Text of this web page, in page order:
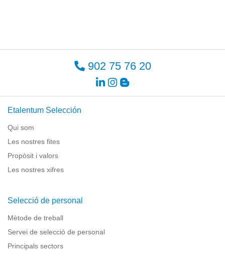
902 75 76 20
Etalentum Selección
Qui som
Les nostres fites
Propòsit i valors
Les nostres xifres
Selecció de personal
Mètode de treball
Servei de selecció de personal
Principals sectors